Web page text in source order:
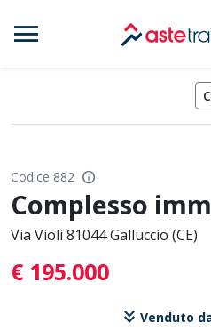
menu
Codice 882 info
Complesso
Via Violi 81044 Galluccio (CE)
€ 195.000
keyboard_double_arrow_down Venduto